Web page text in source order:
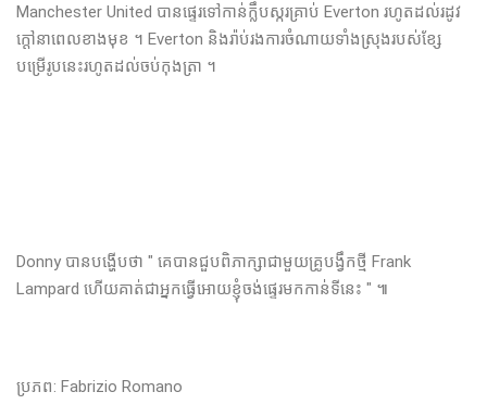
Manchester United បានផ្ទេរទៅកាន់ក្លឹបស្ករគ្រាប់ Everton រហូតដល់រដូវ
ក្តៅនាពេលខាងមុខ ។ Everton និងរ៉ាប់រងការចំណាយទាំងស្រុងរបស់ខ្សែ
បម្រើរូបនេះរហូតដល់ចប់កុងត្រា ។
Donny បានបង្ហើបថា " គេបានជួបពិភាក្សាជាមួយគ្រូបង្វឹកថ្មី Frank
Lampard ហើយគាត់ជាអ្នកធ្វើអោយខ្ញុំចង់ផ្ទេរមកកាន់ទីនេះ " ៕
ប្រភព: Fabrizio Romano